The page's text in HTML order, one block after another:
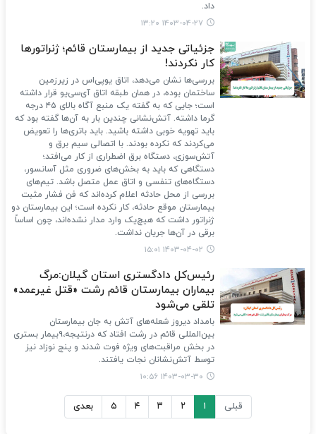
داد.
۱۴۰۳-۰۴-۲۷ ۱۳:۲۰
جزئیاتی جدید از بیمارستان قائم؛ ژنراتورها
کار نکردند!
بررسی‌‏ها نشان می‌‏دهد، اتاق یو‏پی‌‏اس در زیرزمین
ساختمان بوده، در همان طبقه اتاق آی‏‌سی‏‌یو قرار داشته
است؛ جایی که به گفته یک منبع آگاه بالای ۴۵ درجه
گرما داشته. آتش‌‏نشانی چندین ‏بار به آن‌ها گفته بود که
باید تهویه خوبی داشته باشید. باید باتری‌‏ها را تعویض
می‏‌کردند که نکرده بودند. با اتصالی سیم برق و
آتش‌‏سوزی، دستگاه برق اضطراری از کار می‏‌افتد؛
دستگاهی که باید به بخش‌‏های ضروری مثل آسانسور،
دستگاه‌‏های تنفسی و اتاق عمل متصل باشد. تیم‌‏های
بررسی از محل حادثه اعلام کرده‌‏اند که فن فشار مثبت
بیمارستان موقع حادثه، کار نکرده‏ است؛ این بیمارستان دو
ژنراتور داشت که هیچ‏‌یک وارد مدار نشده‌‏اند، چون اساساً
برقی در آن‌ها جریان نداشت.
۱۴۰۳-۰۴-۰۲ ۱۵:۰۱
رئیس‌کل دادگستری استان گیلان:مرگ
بیماران بیمارستان قائم رشت «قتل غیرعمد»
تلقی می‌شود
بامداد دیروز شعله‌های آتش به جان بیمارستان
بین‌المللی قائم در رشت افتاد که درنتیجه،۹بیمار بستری
در بخش مراقبت‌های ویژه فوت شدند و پنج نوزاد نیز
توسط آتش‌نشانان نجات یافتند.
۱۴۰۳-۰۳-۳۰ ۱۰:۵۶
قبلی ۱ ۲ ۳ ۴ ۵ بعدی